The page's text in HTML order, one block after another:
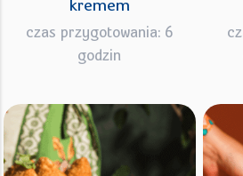
kremem
czas przygotowania: 6
godzin